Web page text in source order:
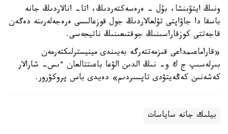
ونىڭ ايتۋىنشا، بۇل - ەرەسەكتەردىڭ، اتا- انالاردىڭ جانە
باسقا دا جاۋاپتى تۇلعالاردىڭ جول قوزعالىسى ەرەجەلەرىنە دەگەن
قاجەتتى كوزقاراسىنىڭ جوقتىعىنىڭ ناتيجەسى.
«قاراماعىمداعى قىزمەتتەرگە بەيىندى مينيسترلىكتەرمەن
بىرلەسىپ ج ك و- نىڭ الدىن الۋعا باعىتتالعان ءىس- شارالار
كەشەنىن كەڭەيتۋدى تاپسىردىم» دەيدى باس پروكۋرور.
بيلىك جانە ساياسات